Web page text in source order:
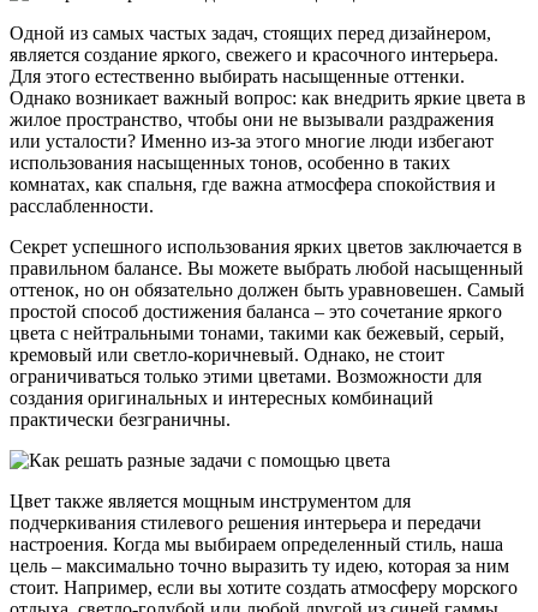
Одной из самых частых задач, стоящих перед дизайнером,
является создание яркого, свежего и красочного интерьера.
Для этого естественно выбирать насыщенные оттенки.
Однако возникает важный вопрос: как внедрить яркие цвета в
жилое пространство, чтобы они не вызывали раздражения
или усталости? Именно из-за этого многие люди избегают
использования насыщенных тонов, особенно в таких
комнатах, как спальня, где важна атмосфера спокойствия и
расслабленности.
Секрет успешного использования ярких цветов заключается в
правильном балансе. Вы можете выбрать любой насыщенный
оттенок, но он обязательно должен быть уравновешен. Самый
простой способ достижения баланса – это сочетание яркого
цвета с нейтральными тонами, такими как бежевый, серый,
кремовый или светло-коричневый. Однако, не стоит
ограничиваться только этими цветами. Возможности для
создания оригинальных и интересных комбинаций
практически безграничны.
Цвет также является мощным инструментом для
подчеркивания стилевого решения интерьера и передачи
настроения. Когда мы выбираем определенный стиль, наша
цель – максимально точно выразить ту идею, которая за ним
стоит. Например, если вы хотите создать атмосферу морского